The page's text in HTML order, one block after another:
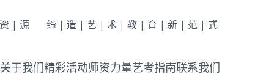
|源 缔|造|艺|术|教|育|新|范|式
关于我们精彩活动师资力量艺考指南联系我们